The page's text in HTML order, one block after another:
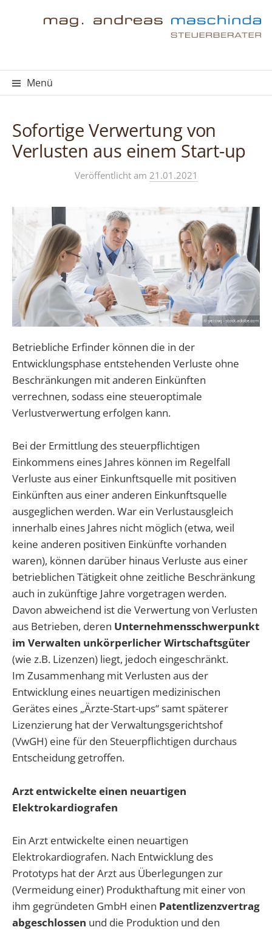
Menü
Sofortige Verwertung von
Verlusten aus einem Start-up
Veröffentlicht am 21.01.2021
Betriebliche Erfinder können die in der
Entwicklungsphase entstehenden Verluste ohne
Beschränkungen mit anderen Einkünften
verrechnen, sodass eine steueroptimale
Verlustverwertung erfolgen kann.
Bei der Ermittlung des steuerpflichtigen
Einkommens eines Jahres können im Regelfall
Verluste aus einer Einkunftsquelle mit positiven
Einkünften aus einer anderen Einkunftsquelle
ausgeglichen werden. War ein Verlustausgleich
innerhalb eines Jahres nicht möglich (etwa, weil
keine anderen positiven Einkünfte vorhanden
waren), können darüber hinaus Verluste aus einer
betrieblichen Tätigkeit ohne zeitliche Beschränkung
auch in zukünftige Jahre vorgetragen werden.
Davon abweichend ist die Verwertung von Verlusten
aus Betrieben, deren Unternehmensschwerpunkt
im Verwalten unkörperlicher Wirtschaftsgüter
(wie z.B. Lizenzen) liegt, jedoch eingeschränkt.
Im Zusammenhang mit Verlusten aus der
Entwicklung eines neuartigen medizinischen
Gerätes eines „Ärzte-Start-ups“ samt späterer
Lizenzierung hat der Verwaltungsgerichtshof
(VwGH) eine für den Steuerpflichtigen durchaus
Entscheidung getroffen.
Arzt entwickelte einen neuartigen
Elektrokardiografen
Ein Arzt entwickelte einen neuartigen
Elektrokardiografen. Nach Entwicklung des
Prototyps hat der Arzt aus Überlegungen zur
(Vermeidung einer) Produkthaftung mit einer von
ihm gegründeten GmbH einen Patentlizenzvertrag
abgeschlossen und die Produktion und den